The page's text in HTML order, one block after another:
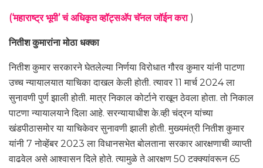
(‘महाराष्ट्र भूमी’ चं अधिकृत व्हॉट्सअ‍ॅप चॅनल जॉईन करा)
नितीश कुमारांना मोठा धक्का
नितीश कुमार सरकारने घेतलेल्या निर्णया विरोधात गौरव कुमार यांनी पाटणा
उच्च न्यायालयात याचिका दाखल केली होती. त्यावर 11 मार्च 2024 ला
सुनावणी पुर्ण झाली होती. मात्र निकाल कोर्टाने राखून ठेवला होता. तो निकाल
पाटणा न्यायालयाने दिला आहे. सरन्यायाधीश के.व्ही चंद्रन यांच्या
खंडपीठासमोर या याचिकेवर सुनावणी झाली होती. मुख्यमंत्री नितीश कुमार
यांनी 7 नोव्हेंबर 2023 ला विधानसभेत बोलताना सरकार आरक्षणाची व्याप्ती
वाढवेल असे आश्वासन दिले होते. त्यामुळे ते आरक्षण 50 टक्क्यांवरून 65